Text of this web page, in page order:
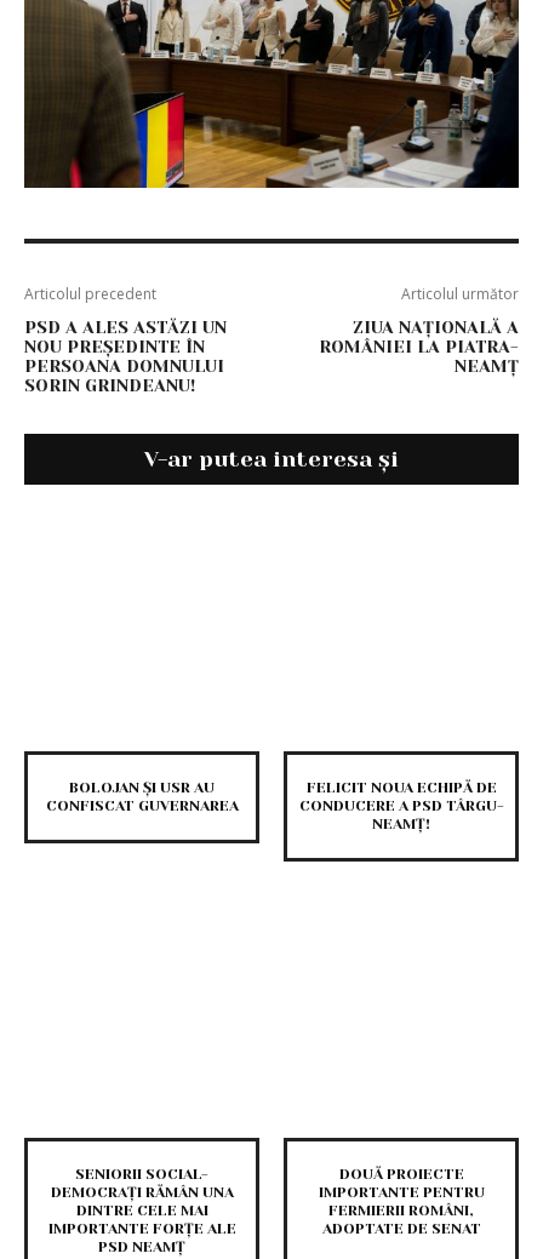
Articolul precedent
PSD A ALES ASTĂZI UN
NOU PREȘEDINTE ÎN
PERSOANA DOMNULUI
SORIN GRINDEANU!
Articolul următor
ZIUA NAȚIONALĂ A
ROMÂNIEI LA PIATRA-
NEAMȚ
V-ar putea interesa și
BOLOJAN ȘI USR AU
CONFISCAT GUVERNAREA
FELICIT NOUA ECHIPĂ DE
CONDUCERE A PSD TÂRGU-
NEAMȚ!
SENIORII SOCIAL-
DEMOCRAȚI RĂMÂN UNA
DINTRE CELE MAI
IMPORTANTE FORȚE ALE
PSD NEAMȚ
DOUĂ PROIECTE
IMPORTANTE PENTRU
FERMIERII ROMÂNI,
ADOPTATE DE SENAT